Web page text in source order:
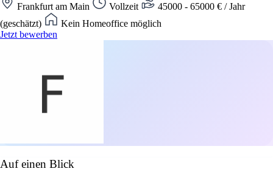
Frankfurt am Main Vollzeit
45000 - 65000 € / Jahr
(geschätzt)
Kein Homeoffice möglich
Jetzt bewerben
Auf einen Blick